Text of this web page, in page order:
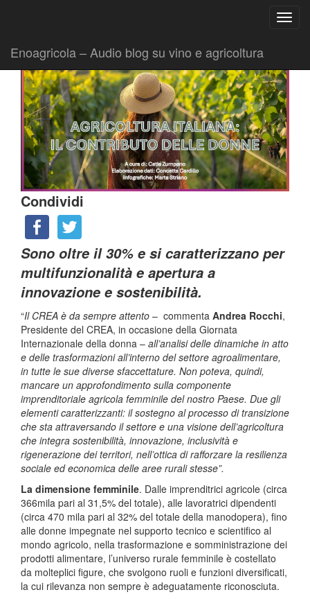
Enoagricola – Audio blog su vino e agricoltura
Condividi
Sono oltre il 30% e si caratterizzano per
multifunzionalità e apertura a
innovazione e sostenibilità.
“Il CREA è da sempre attento – commenta Andrea Rocchi,
Presidente del CREA, in occasione della Giornata
Internazionale della donna – all’analisi delle dinamiche in atto
e delle trasformazioni all’interno del settore agroalimentare,
in tutte le sue diverse sfaccettature. Non poteva, quindi,
mancare un approfondimento sulla componente
imprenditoriale agricola femminile del nostro Paese. Due gli
elementi caratterizzanti: il sostegno al processo di transizione
che sta attraversando il settore e una visione dell’agricoltura
che integra sostenibilità, innovazione, inclusività e
rigenerazione dei territori, nell’ottica di rafforzare la resilienza
sociale ed economica delle aree rurali stesse”.
La dimensione femminile. Dalle imprenditrici agricole (circa
366mila pari al 31,5% del totale), alle lavoratrici dipendenti
(circa 470 mila pari al 32% del totale della manodopera), fino
alle donne impegnate nel supporto tecnico e scientifico al
mondo agricolo, nella trasformazione e somministrazione dei
prodotti alimentare, l’universo rurale femminile è costellato
da molteplici figure, che svolgono ruoli e funzioni diversificati,
la cui rilevanza non sempre è adeguatamente riconosciuta.